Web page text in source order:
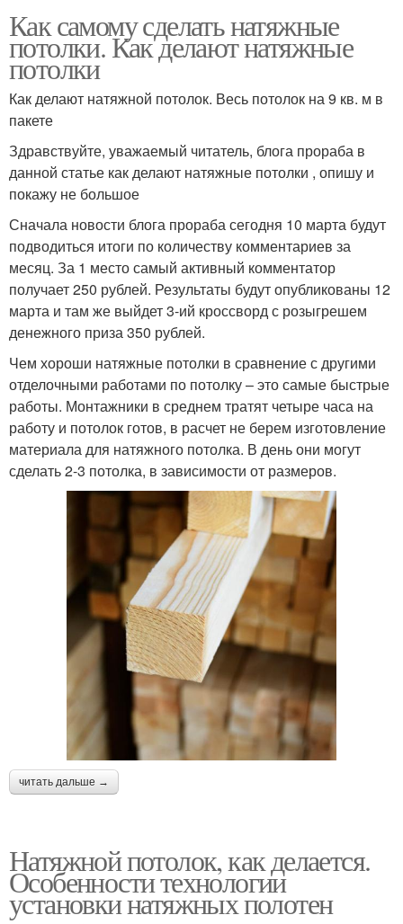
Как самому сделать натяжные
потолки. Как делают натяжные
потолки
Как делают натяжной потолок. Весь потолок на 9 кв. м в
пакете
Здравствуйте, уважаемый читатель, блога прораба в
данной статье как делают натяжные потолки , опишу и
покажу не большое
Сначала новости блога прораба сегодня 10 марта будут
подводиться итоги по количеству комментариев за
месяц. За 1 место самый активный комментатор
получает 250 рублей. Результаты будут опубликованы 12
марта и там же выйдет 3-ий кроссворд с розыгрешем
денежного приза 350 рублей.
Чем хороши натяжные потолки в сравнение с другими
отделочными работами по потолку – это самые быстрые
работы. Монтажники в среднем тратят четыре часа на
работу и потолок готов, в расчет не берем изготовление
материала для натяжного потолка. В день они могут
сделать 2-3 потолка, в зависимости от размеров.
читать дальше →
Натяжной потолок, как делается.
Особенности технологии
установки натяжных полотен